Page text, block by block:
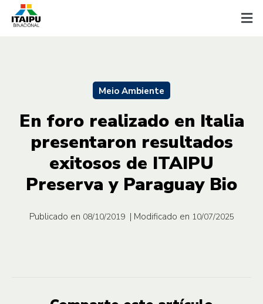
Meio Ambiente
En foro realizado en Italia
presentaron resultados
exitosos de ITAIPU
Preserva y Paraguay Bio
Publicado en 08/10/2019 | Modificado en 10/07/2025